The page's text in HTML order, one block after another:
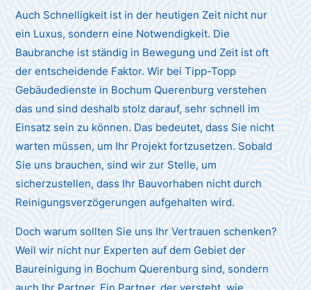
Auch Schnelligkeit ist in der heutigen Zeit nicht nur
ein Luxus, sondern eine Notwendigkeit. Die
Baubranche ist ständig in Bewegung und Zeit ist oft
der entscheidende Faktor. Wir bei Tipp-Topp
Gebäudedienste in Bochum Querenburg verstehen
das und sind deshalb stolz darauf, sehr schnell im
Einsatz sein zu können. Das bedeutet, dass Sie nicht
warten müssen, um Ihr Projekt fortzusetzen. Sobald
Sie uns brauchen, sind wir zur Stelle, um
sicherzustellen, dass Ihr Bauvorhaben nicht durch
Reinigungsverzögerungen aufgehalten wird.
Doch warum sollten Sie uns Ihr Vertrauen schenken?
Weil wir nicht nur Experten auf dem Gebiet der
Baureinigung in Bochum Querenburg sind, sondern